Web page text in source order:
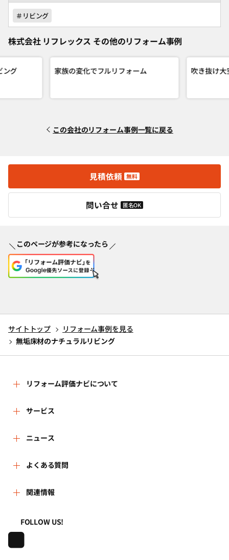
＃リビング
株式会社 リフレックス その他のリフォーム事例
ング 家族の変化でフルリフォーム 吹き抜け大
この会社のリフォーム事例一覧に戻る
見積依頼 無料
問い合せ 匿名OK
このページが参考になったら
サイトトップ
リフォーム事例を見る
無垢床材のナチュラルリビング
リフォーム評価ナビについて
リフォーム評価ナビとは
運営体制
はじめての方へ
事務局へのお問い合せ
地域の相談窓口のみなさまへ
サービス
リフォーム会社を探す
リフォーム事例を見る
リフォームを相談する
リフォームを学ぶ
ニュース
新着情報
講習会・セミナー
連携機関・企業・団体トピックス
よくある質問
よくある質問
利用規約
プライバシーポリシー
関連情報
一般財団法人住まいづくりナビセンター
株式会社日本建築住宅センター
FOLLOW US!